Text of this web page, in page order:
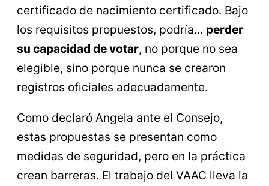
certificado de nacimiento certificado. Bajo
los requisitos propuestos, podría... perder
su capacidad de votar, no porque no sea
elegible, sino porque nunca se crearon
registros oficiales adecuadamente.
Como declaró Angela ante el Consejo,
estas propuestas se presentan como
medidas de seguridad, pero en la práctica
crean barreras. El trabajo del VAAC lleva la